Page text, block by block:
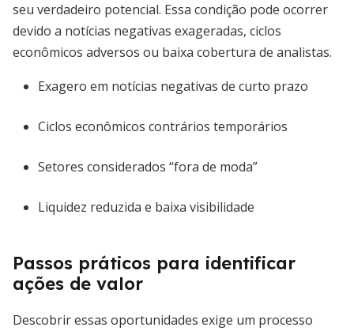
seu verdadeiro potencial. Essa condição pode ocorrer
devido a notícias negativas exageradas, ciclos
econômicos adversos ou baixa cobertura de analistas.
Exagero em notícias negativas de curto prazo
Ciclos econômicos contrários temporários
Setores considerados “fora de moda”
Liquidez reduzida e baixa visibilidade
Passos práticos para identificar
ações de valor
Descobrir essas oportunidades exige um processo